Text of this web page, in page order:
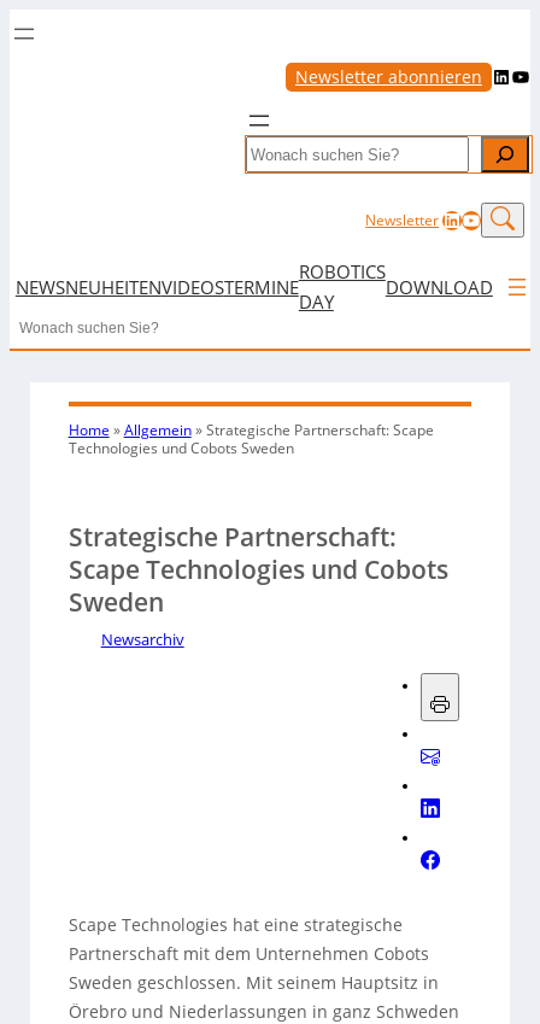
Newsletter abonnieren LinkedIn YouTube
Search
NewsletterLinkedIn
NEWSNEUHEITENVIDEOSTERMINE
ROBOTICS
DAY
DOWNLOAD
Search
Home »Allgemein»Strategische Partnerschaft: Scape
Technologies und Cobots Sweden
Strategische Partnerschaft:
Scape Technologies und Cobots
Sweden
Newsarchiv
Scape Technologies hat eine strategische
Partnerschaft mit dem Unternehmen Cobots
Sweden geschlossen. Mit seinem Hauptsitz in
Örebro und Niederlassungen in ganz Schweden